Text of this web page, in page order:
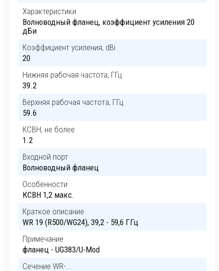
Характеристики
Волноводный фланец, коэффициент усиления 20
дБи
Коэффициент усиления, dBi
20
Нижняя рабочая частота, ГГц
39.2
Верхняя рабочая частота, ГГц
59.6
КСВН, не более
1.2
Входной порт
Волноводный фланец
Особенности
КСВН 1,2 макс.
Краткое описание
WR 19 (R500/WG24), 39,2 - 59,6 ГГц
Примечание
фланец - UG383/U-Mod
Сечение WR-...